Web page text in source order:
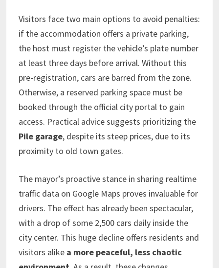
Visitors face two main options to avoid penalties:
if the accommodation offers a private parking,
the host must register the vehicle’s plate number
at least three days before arrival. Without this
pre-registration, cars are barred from the zone.
Otherwise, a reserved parking space must be
booked through the official city portal to gain
access. Practical advice suggests prioritizing the
Pile garage, despite its steep prices, due to its
proximity to old town gates.
The mayor’s proactive stance in sharing realtime
traffic data on Google Maps proves invaluable for
drivers. The effect has already been spectacular,
with a drop of some 2,500 cars daily inside the
city center. This huge decline offers residents and
visitors alike a more peaceful, less chaotic